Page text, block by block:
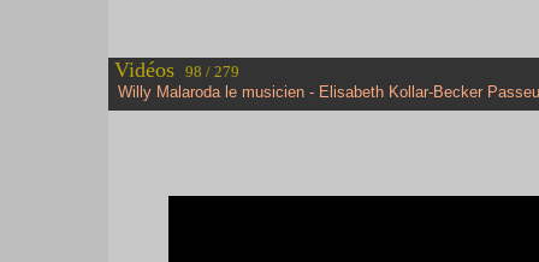
Vidéos 98 / 279
Willy Malaroda le musicien - Elisabeth Kollar-Becker